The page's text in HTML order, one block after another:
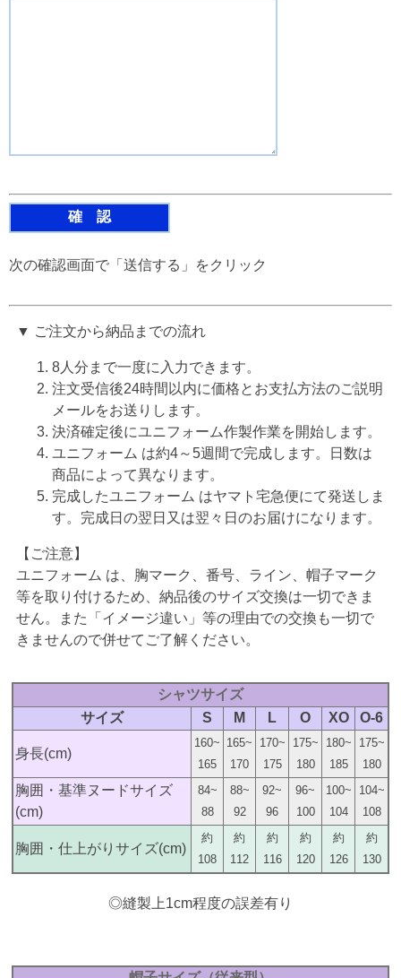
次の確認画面で「送信する」をクリック
▼ ご注文から納品までの流れ
8人分まで一度に入力できます。
注文受信後24時間以内に価格とお支払方法のご説明
メールをお送りします。
決済確定後にユニフォーム作製作業を開始します。
ユニフォーム は約4～5週間で完成します。日数は
商品によって異なります。
完成したユニフォーム はヤマト宅急便にて発送しま
す。完成日の翌日又は翌々日のお届けになります。
【ご注意】
ユニフォーム は、胸マーク、番号、ライン、帽子マーク
等を取り付けるため、納品後のサイズ交換は一切できま
せん。また「イメージ違い」等の理由での交換も一切で
きませんので併せてご了解ください。
シャツサイズ
サイズ
S M L O XO O-6
身長(cm)
160~
165
165~
170
170~
175
175~
180
180~
185
175~
180
胸囲・基準ヌードサイズ
(cm)
84~
88
88~
92
92~
96
96~
100
100~
104
104~
108
胸囲・仕上がりサイズ(cm)
約
108
約
112
約
116
約
120
約
126
約
130
◎縫製上1cm程度の誤差有り